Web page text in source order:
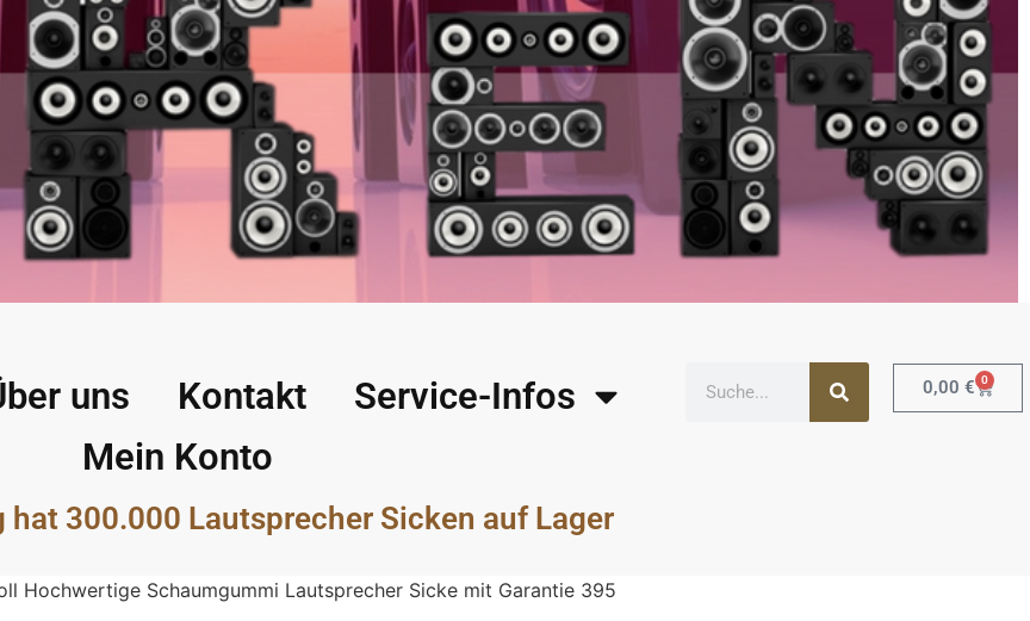
uns Kontakt
Service-Infos
Mein Konto
hat 300.000 Lautsprecher Sicken auf Lager
0,00 € 0
Hochwertige Schaumgummi Lautsprecher Sicke mit Garantie 395